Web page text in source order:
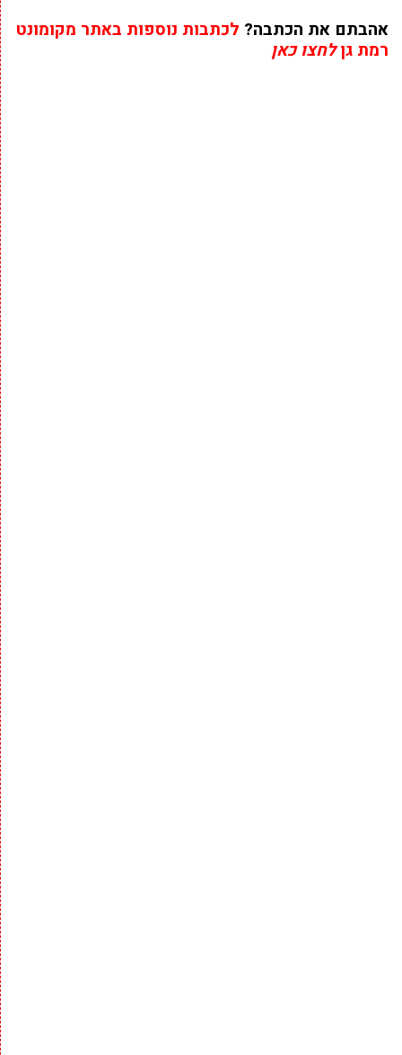
אהבתם את הכתבה? לכתבות נוספות באתר מקומונט
רמת גןלחצו כאן